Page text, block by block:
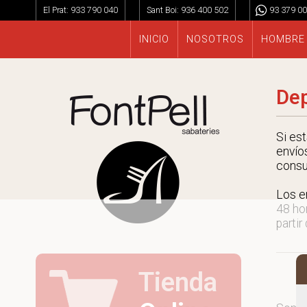
El Prat: 933 790 040 Sant Boi: 936 400 502 93 379
INICIO NOSOTROS HOMBRE
Tienda
Si
Los
48
partir